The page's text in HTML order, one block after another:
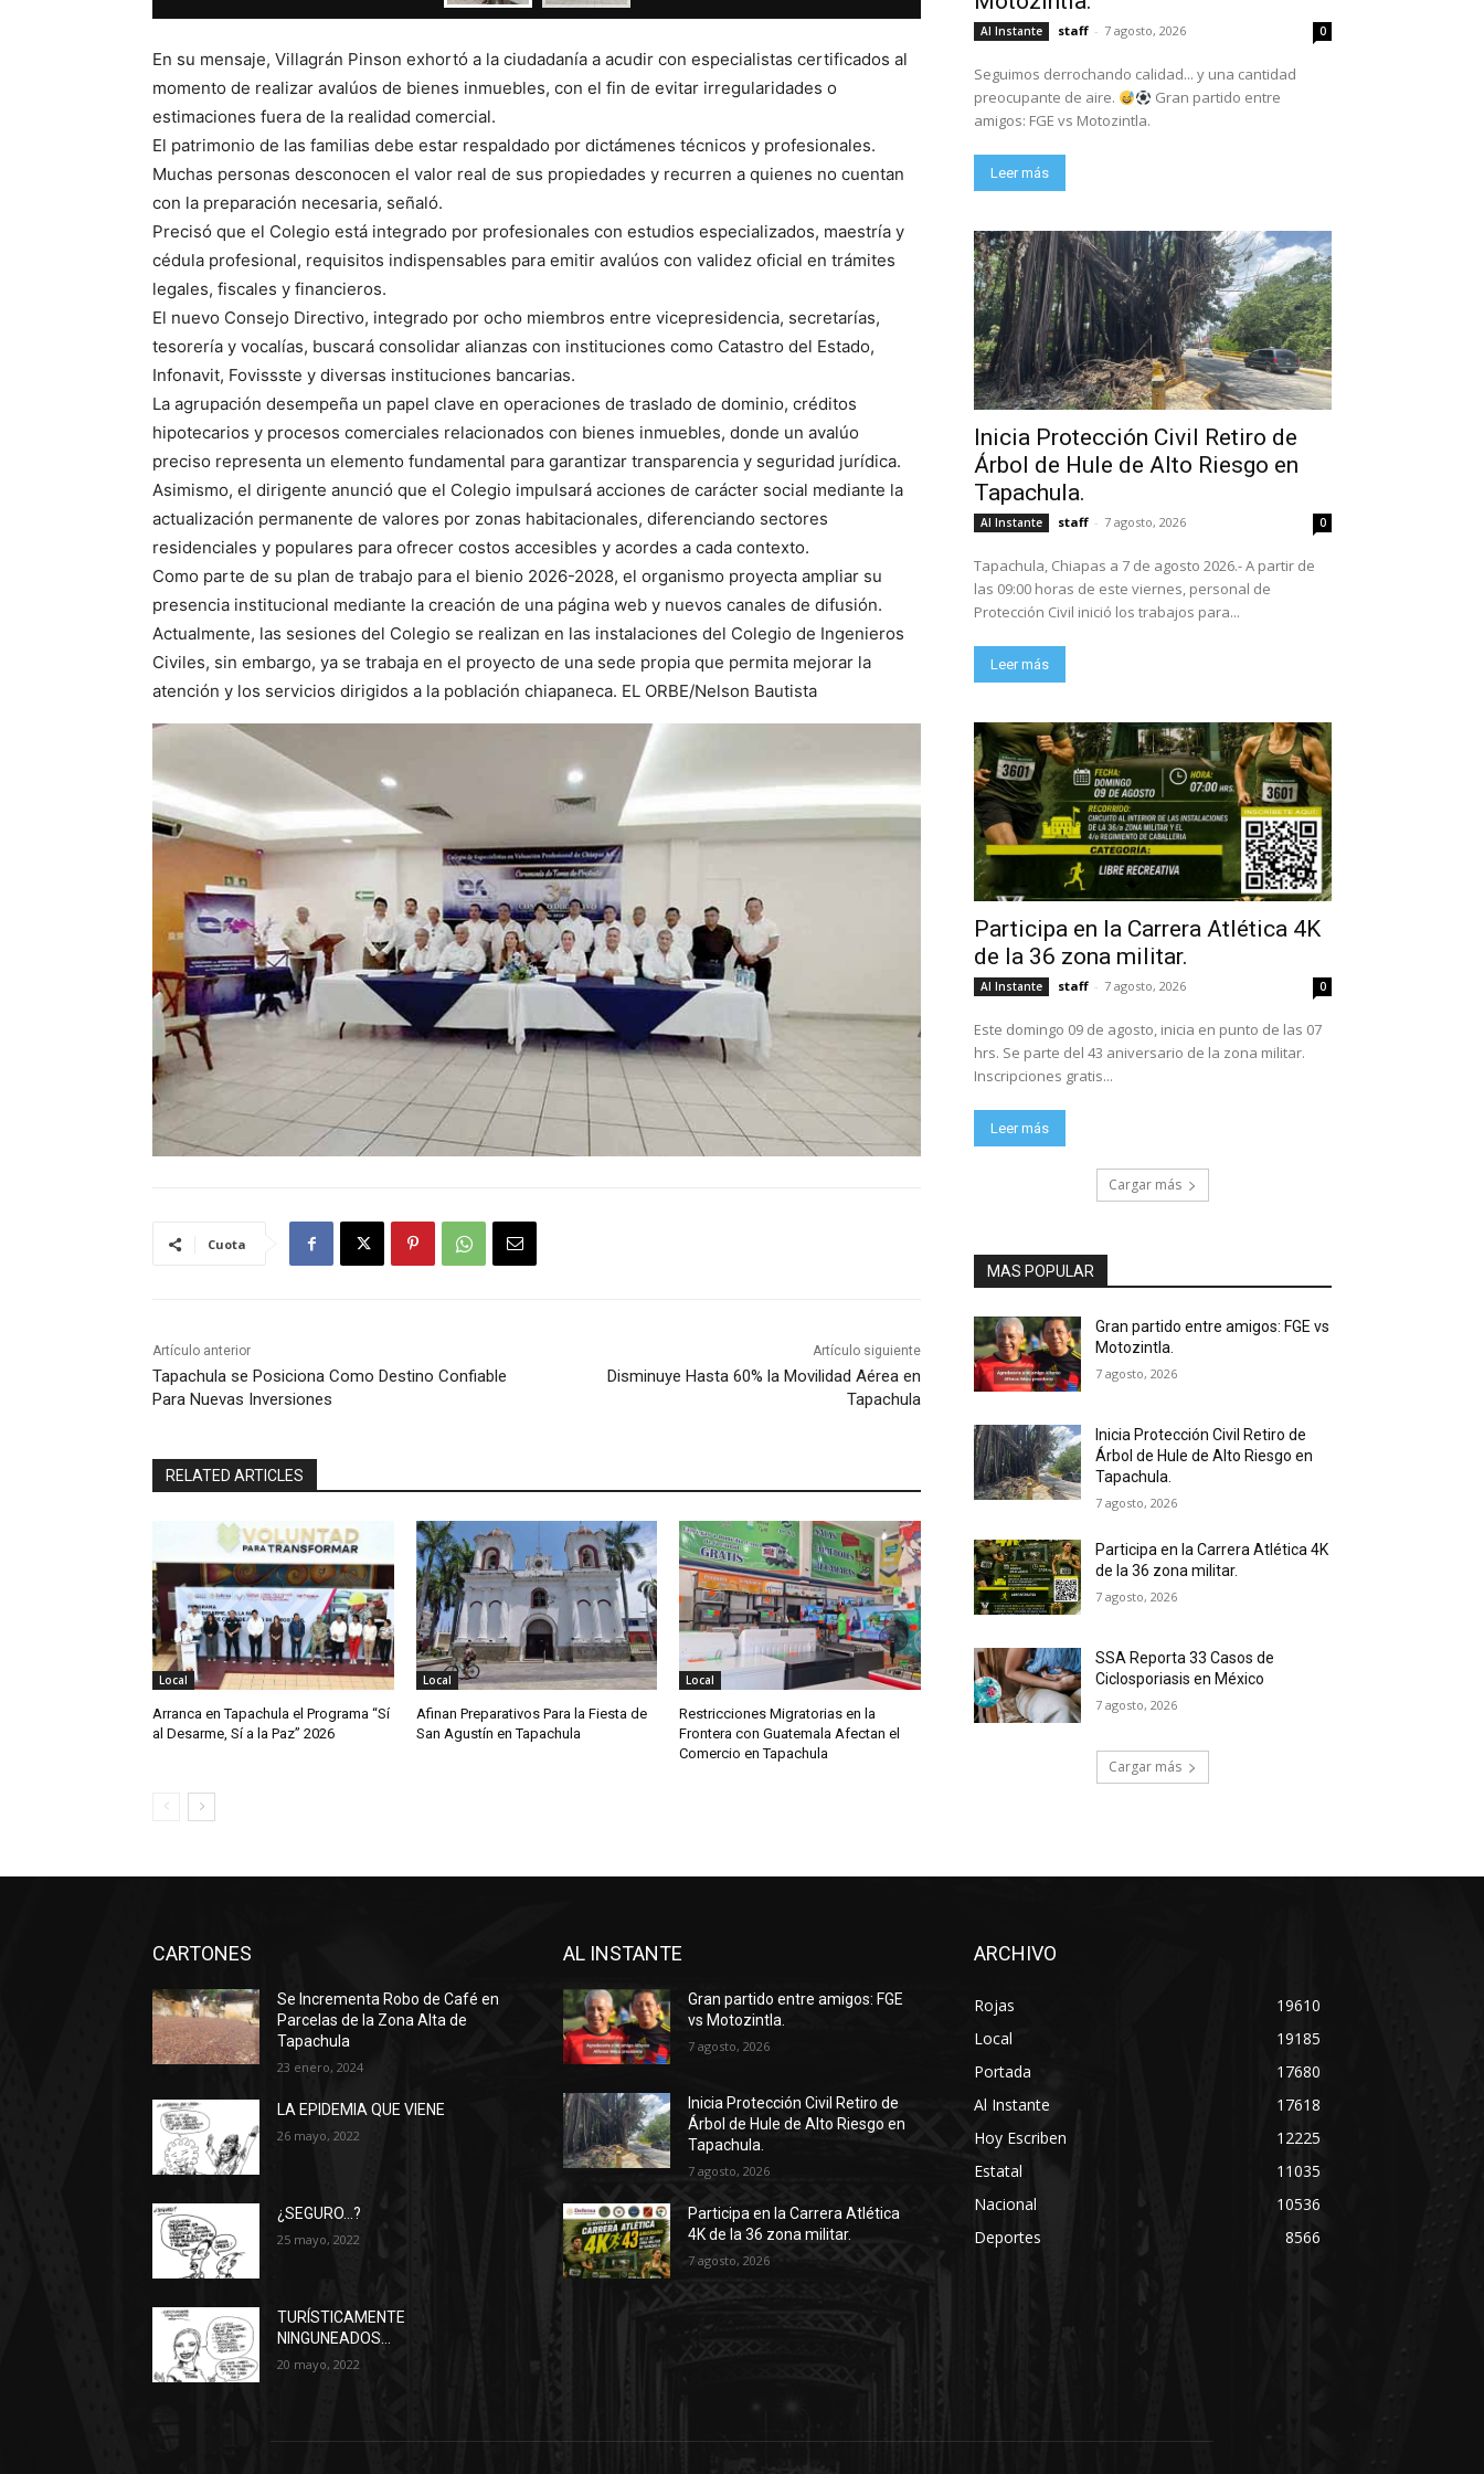
En su mensaje, Villagrán Pinson exhortó a la ciudadanía a acudir con especialistas certificados al
momento de realizar avalúos de bienes inmuebles, con el fin de evitar irregularidades o
estimaciones fuera de la realidad comercial.
El patrimonio de las familias debe estar respaldado por dictámenes técnicos y profesionales.
Muchas personas desconocen el valor real de sus propiedades y recurren a quienes no cuentan
con la preparación necesaria, señaló.
Precisó que el Colegio está integrado por profesionales con estudios especializados, maestría y
cédula profesional, requisitos indispensables para emitir avalúos con validez oficial en trámites
legales, fiscales y financieros.
El nuevo Consejo Directivo, integrado por ocho miembros entre vicepresidencia, secretarías,
tesorería y vocalías, buscará consolidar alianzas con instituciones como Catastro del Estado,
Infonavit, Fovissste y diversas instituciones bancarias.
La agrupación desempeña un papel clave en operaciones de traslado de dominio, créditos
hipotecarios y procesos comerciales relacionados con bienes inmuebles, donde un avalúo
preciso representa un elemento fundamental para garantizar transparencia y seguridad jurídica.
Asimismo, el dirigente anunció que el Colegio impulsará acciones de carácter social mediante la
actualización permanente de valores por zonas habitacionales, diferenciando sectores
residenciales y populares para ofrecer costos accesibles y acordes a cada contexto.
Como parte de su plan de trabajo para el bienio 2026-2028, el organismo proyecta ampliar su
presencia institucional mediante la creación de una página web y nuevos canales de difusión.
Actualmente, las sesiones del Colegio se realizan en las instalaciones del Colegio de Ingenieros
Civiles, sin embargo, ya se trabaja en el proyecto de una sede propia que permita mejorar la
atención y los servicios dirigidos a la población chiapaneca. EL ORBE/Nelson Bautista
Cuota
Artículo anterior
Tapachula se Posiciona Como Destino Confiable
Para Nuevas Inversiones
Artículo siguiente
Disminuye Hasta 60% la Movilidad Aérea en
Tapachula
RELATED ARTICLES
Local
Arranca en Tapachula el Programa “Sí
al Desarme, Sí a la Paz” 2026
Local
Afinan Preparativos Para la Fiesta de
San Agustín en Tapachula
Local
Restricciones Migratorias en la
Frontera con Guatemala Afectan el
Comercio en Tapachula
Al Instante staff - 7 agosto, 2026 0
Seguimos derrochando calidad... y una cantidad
preocupante de aire.
Gran partido entre
amigos: FGE vs Motozintla.
Leer más
Inicia Protección Civil Retiro de
Árbol de Hule de Alto Riesgo en
Tapachula.
Al Instante staff - 7 agosto, 2026 0
Tapachula, Chiapas a 7 de agosto 2026.- A partir de
las 09:00 horas de este viernes, personal de
Protección Civil inició los trabajos para...
Leer más
Participa en la Carrera Atlética 4K
de la 36 zona militar.
Al Instante staff - 7 agosto, 2026 0
Este domingo 09 de agosto, inicia en punto de las 07
hrs. Se parte del 43 aniversario de la zona militar.
Inscripciones gratis...
Leer más
Cargar más
MAS POPULAR
Gran partido entre amigos: FGE vs
Motozintla.
7 agosto, 2026
Inicia Protección Civil Retiro de
Árbol de Hule de Alto Riesgo en
Tapachula.
7 agosto, 2026
Participa en la Carrera Atlética 4K
de la 36 zona militar.
7 agosto, 2026
SSA Reporta 33 Casos de
Ciclosporiasis en México
7 agosto, 2026
Cargar más
CARTONES
Se Incrementa Robo de Café en
Parcelas de la Zona Alta de
Tapachula
23 enero, 2024
LA EPIDEMIA QUE VIENE
26 mayo, 2022
¿SEGURO…?
25 mayo, 2022
TURÍSTICAMENTE
NINGUNEADOS…
20 mayo, 2022
AL INSTANTE
Gran partido entre amigos: FGE
vs Motozintla.
7 agosto, 2026
Inicia Protección Civil Retiro de
Árbol de Hule de Alto Riesgo en
Tapachula.
7 agosto, 2026
Participa en la Carrera Atlética
4K de la 36 zona militar.
7 agosto, 2026
ARCHIVO
Rojas
19610
Local
19185
Portada
17680
Al Instante
17618
Hoy Escriben
12225
Estatal
11035
Nacional
10536
Deportes
8566